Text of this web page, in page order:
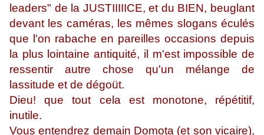
leaders" de la JUSTIIIIICE, et du BIEN, beuglant
devant les caméras, les mêmes slogans éculés
que l'on rabache en pareilles occasions depuis
la plus lointaine antiquité, il m'est impossible de
ressentir autre chose qu'un mélange de
lassitude et de dégoüt.
Dieu! que tout cela est monotone, répétitif,
inutile.
Vous entendrez demain Domota (et son vicaire),